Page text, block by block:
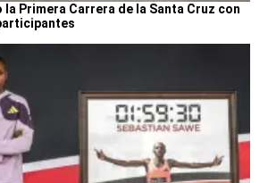
Primera Carrera de la Santa Cruz con